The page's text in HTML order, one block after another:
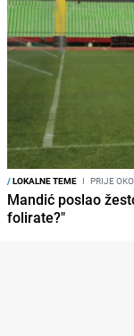
/LOKALNE TEME I PRIJE
Mandić poslao
folirate?"